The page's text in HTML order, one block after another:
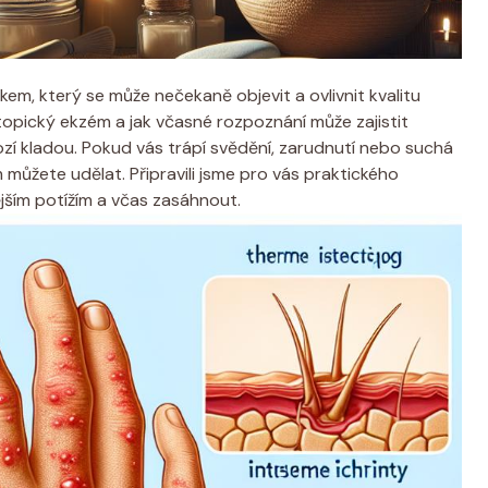
který ⁢se může nečekaně objevit a ovlivnit kvalitu
⁢ekzém a jak ‍včasné rozpoznání může zajistit
kladou. Pokud vás trápí svědění, zarudnutí‍ nebo suchá
udělat. Připravili⁣ jsme‍ pro vás praktického
‌potížím a včas zasáhnout.